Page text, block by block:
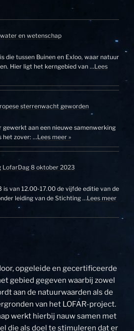
en wetenschap
die tussen Buinen en Exloo, waar natuur
Hier ligt het kerngebied van …Lees
sterrenwacht geworden
gewerkt aan een nieuwe samenwerking
het zover: …Lees meer »
LofarDag 8 oktober 2023
is van 12.00-17.00 de vijfde editie van de
leiding van de Stichting …Lees meer
opgeleide en gecertificeerde
gebied gegeven waarbij zowel
aan de natuurwaarden als de
van het LOFAR-project.
werkt hierbij nauw samen met
die als doel te stimuleren dat er